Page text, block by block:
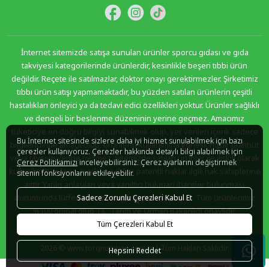
Bu İnternet sitesinde sizlere daha iyi hizmet sunulabilmek için bazı
çerezler kullanıyoruz. Çerezler hakkında detaylı bilgi alabilmek için
Çerez Politikamızıinceleyebilirsiniz. Çerez ayarlarını değiştirmek
sitenin fonksiyonlarını etkileyebilir.
Sadece Zorunlu Çerezleri Kabul Et
Tüm Çerezleri Kabul Et
Hepsini Reddet
İnternet sitemizde satışa sunulan ürünler sporcu gıdası ve gıda
takviyesi kategorilerinde ürünlerdir, kesinlikle beşeri tıbbi ürün
değildir. Reçete ile satılmazlar, doktor onayı gerektirmezler. Şirketimiz
tıbbı ürün satışı yapmamaktadır, bu yüzden satılan ürünlerin çeşitli
hastalıkları önleyici ya da tedavi edici özellikleri yoktur. Ürünler sağlıklı
ve dengeli bir beslenme düzeninin yerine geçmez. Amacımız
tüketiciye en doğru bilgiyi sunabilmek olup, yer verilen içerik sadece
bilgilendirme amaçlı olup, ürünlerin kullanımına yönelik hiçbir taahhüt
veya tavsiye yerine geçmez. Sitemizde satılan ürünler ile ilişkili olarak
kullanılan tüm logo, marka ve diğer patentli haklar ilgili hak sahiplerine
aittir. Yanlış anlaşılan veya yanıltıcı bulunan ibareler bulunması
durumunda lütfen sitemize bildirimde bulununuz. Tüm ürünlerimiz
%100 orjinal olup T.C. Tarım ve Orman Bakanlığı onaylıdır.
2026 © www.torqnutrition.com.tr | Tüm Hakları Saklıdır.